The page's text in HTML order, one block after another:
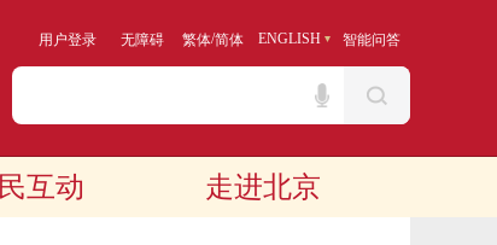
用户登录 无障碍 繁体/简体 ENGLISH 智能问答
互动 走进北京